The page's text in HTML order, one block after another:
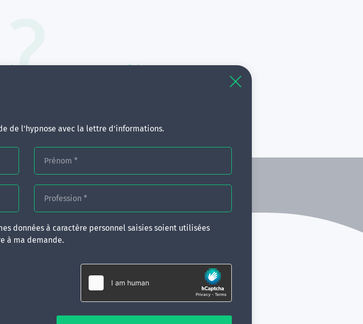
de l'hypnose avec la lettre d'informations.
Prénom *
Profession *
données à caractère personnel saisies soient utilisées
à ma demande.
ne correspond à
CONTACT